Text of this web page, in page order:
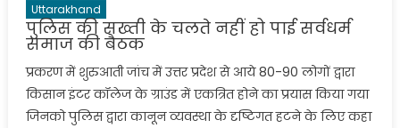
Uttarakhand
पुलिस की सख्ती के चलते नहीं हो पाई सर्वधर्म
समाज की बैठक
प्रकरण में शुरुआती जांच में उत्तर प्रदेश से आये 80-90 लोगों द्वारा
किसान इंटर कॉलेज के ग्राउंड में एकत्रित होने का प्रयास किया गया
जिनको पुलिस द्वारा कानून व्यवस्था के दृष्टिगत हटने के लिए कहा